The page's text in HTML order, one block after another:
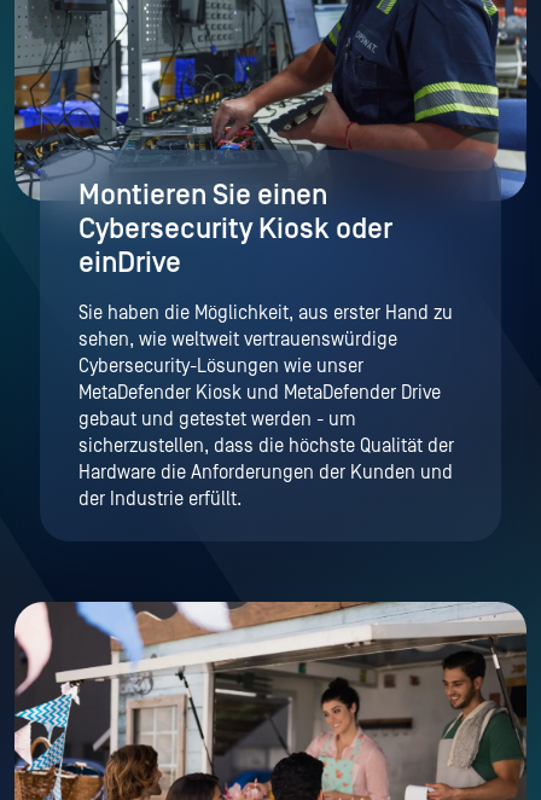
Montieren Sie einen
Cybersecurity Kiosk oder
einDrive
Sie haben die Möglichkeit, aus erster Hand zu
sehen, wie weltweit vertrauenswürdige
Cybersecurity-Lösungen wie unser
MetaDefender Kiosk und MetaDefender Drive
gebaut und getestet werden - um
sicherzustellen, dass die höchste Qualität der
Hardware die Anforderungen der Kunden und
der Industrie erfüllt.